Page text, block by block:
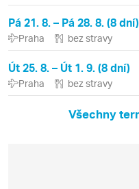
Pá 21. 8. – Pá 28. 8. (8 dní)
Praha bez stravy
Út 25. 8. – Út 1. 9. (8 dní)
Praha bez stravy
Všechny